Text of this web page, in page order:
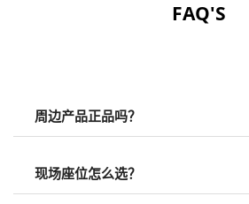
FAQ'S
周边产品正品吗？
现场座位怎么选？